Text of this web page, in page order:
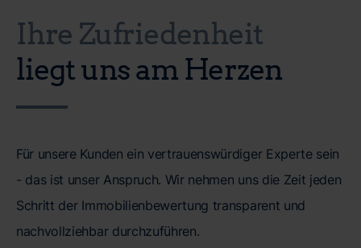
Ihre Zufriedenheit
liegt uns am Herzen
Für unsere Kunden ein vertrauenswürdiger Experte sein
- das ist unser Anspruch. Wir nehmen uns die Zeit jeden
Schritt der Immobilienbewertung transparent und
nachvollziehbar durchzuführen.